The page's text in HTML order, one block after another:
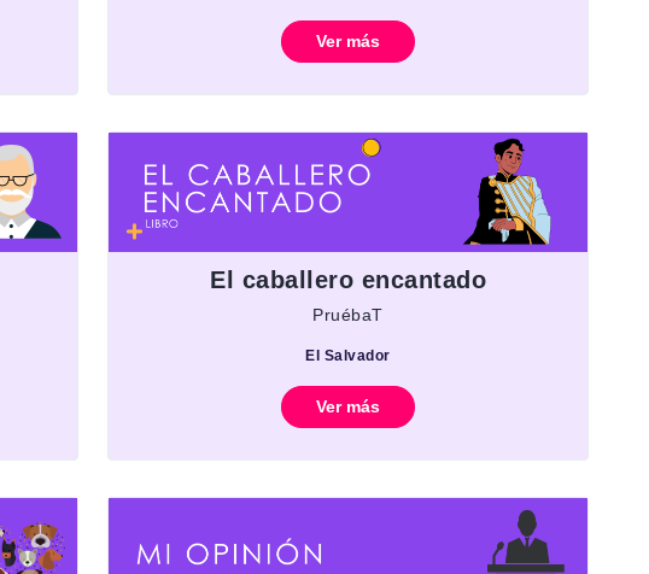
Ver más
El caballero encantado
PruébaT
El Salvador
Ver más